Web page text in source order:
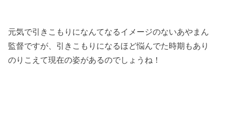
元気で引きこもりになんてなるイメージのないあやまん
監督ですが、引きこもりになるほど悩んでた時期もあり
のりこえて現在の姿があるのでしょうね！